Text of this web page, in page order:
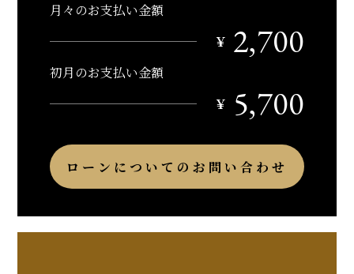
月々のお支払い金額
￥ 2,700
初月のお支払い金額
￥ 5,700
ローンについてのお問い合わせ